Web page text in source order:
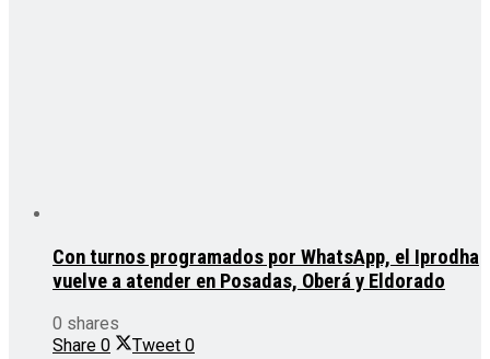
Con turnos programados por WhatsApp, el Iprodha
vuelve a atender en Posadas, Oberá y Eldorado
0 shares
Share 0 Tweet 0